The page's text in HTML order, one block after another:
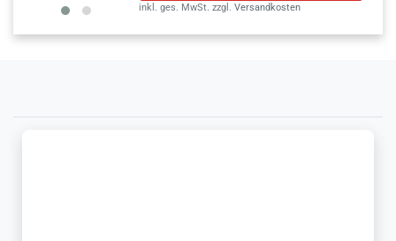
inkl. ges. MwSt. zzgl.Versandkosten